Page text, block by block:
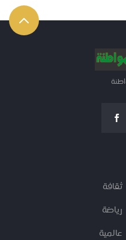
ثقافة
رياضة
عالمية